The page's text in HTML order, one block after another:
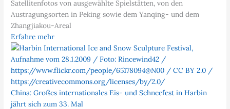
Satellitenfotos von ausgewählte Spielstätten, von den
Austragungsorten in Peking sowie dem Yanqing- und dem
Zhangjiakou-Areal
Erfahre mehr
China: Großes internationales Eis- und Schneefest in Harbin
jährt sich zum 33. Mal